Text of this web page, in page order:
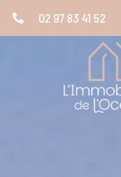
02 97 83 41 52